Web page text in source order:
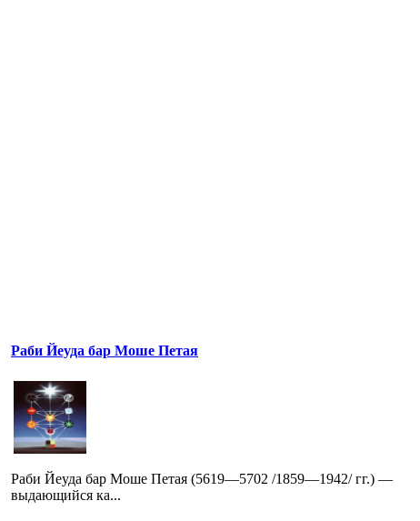
Раби Йеуда бар Моше Петая
Раби Йеуда бар Моше Петая (5619—5702 /1859—1942/ гг.) —
выдающийся ка...